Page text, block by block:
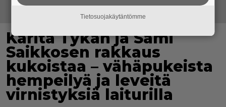
Karita Tykän ja Sami
Saikkosen rakkaus
kukoistaa – vähäpukeista
hempeilyä ja leveitä
virnistyksiä laiturilla
Tietosuojakäytäntömme